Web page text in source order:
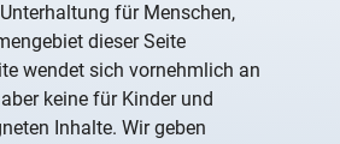
für Menschen,
dieser Seite
wendet sich vornehmlich an
keine für Kinder und
Inhalte. Wir geben